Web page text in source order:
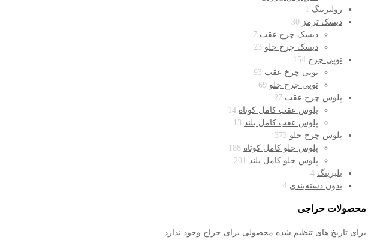
رولبرینگ 1
دیسک ترمز 30
دیسک چرخ عقب 7
دیسک چرخ جلو 23
توپی چرخ 154
توپی چرخ عقب 93
توپی چرخ جلو 69
پلوس چرخ عقب 27
پلوس عقب کامل کوتاه 14
پلوس عقب کامل بلند 13
پلوس چرخ جلو 373
پلوس جلو کامل کوتاه 188
پلوس جلو کامل بلند 201
بلبرینگ 4
بدون دسته‌بندی 4
محصولات حراجی
برای تاریخ های تنظیم شده محصولی برای حراج وجود ندارد